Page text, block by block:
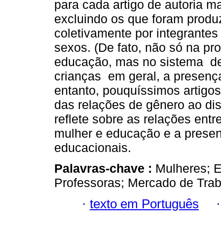
para cada artigo de autoria
excluindo os que foram
coletivamente por
sexos. (De fato, não só na
educação, mas no sistema
crianças em geral, a
entanto, pouquíssimos
das relações de gênero ao
reflete sobre as relações
mulher e educação e a
educacionais.
Palavras-chave : Mulheres;
Professoras; Mercado de
· texto em Português